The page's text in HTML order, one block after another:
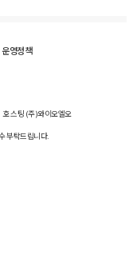
운영정책
호스팅 (주)와이오엘오
부탁드립니다.